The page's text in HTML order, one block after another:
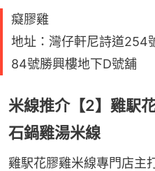
癡膠雞
地址：灣仔軒尼詩道254
84號勝興樓地下D號舖
米線推介【2】雞駅
石鍋雞湯米線
雞駅花膠雞米線專門店主